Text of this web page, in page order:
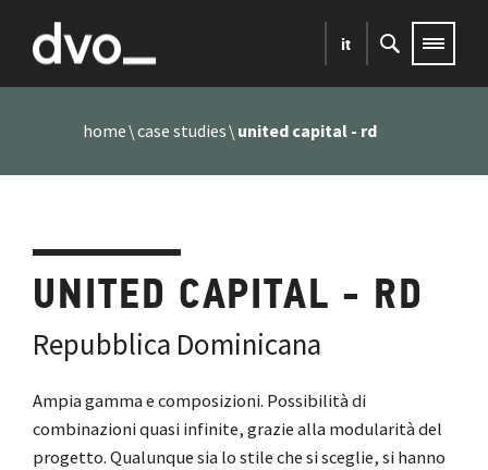
it
home case studies united capital - rd
UNITED CAPITAL - RD
Repubblica Dominicana
Ampia gamma e composizioni. Possibilità di
combinazioni quasi infinite, grazie alla modularità del
progetto. Qualunque sia lo stile che si sceglie, si hanno